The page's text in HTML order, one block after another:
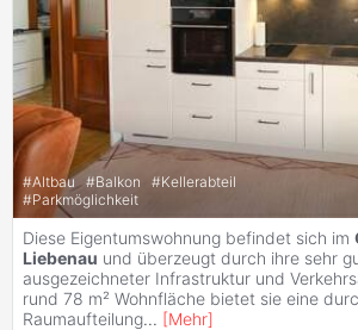
#Altbau #Balkon #Kellerabteil
#Parkmöglichkeit
Diese Eigentumswohnung befindet sich im
Liebenau und überzeugt durch ihre sehr
ausgezeichneter Infrastruktur und
rund 78 m² Wohnfläche bietet sie eine
Raumaufteilung... [Mehr]